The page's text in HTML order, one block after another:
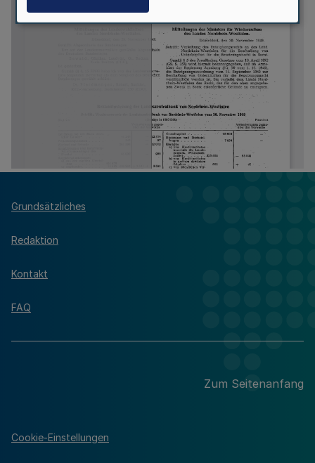
Grundsätzliches
Redaktion
Kontakt
FAQ
Zum Seitenanfang
Cookie-Einstellungen